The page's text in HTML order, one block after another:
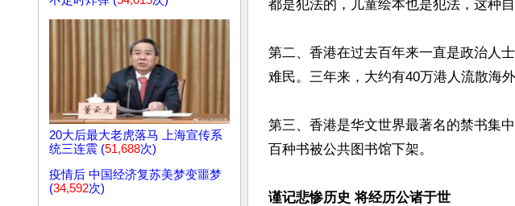
20大后最大老虎落马 上海宣传系
统三连震 (51,688次)
疫情后 中国经济复苏美梦变噩梦
(34,592次)
都是犯法的，儿童绘本也是犯法，这种
第二、香港在过去百年来一直是政治人
难民。三年来，大约有40万港人流散海
第三、香港是华文世界最著名的禁书集
百种书被公共图书馆下架。
谨记悲惨历史 将经历公诸于世